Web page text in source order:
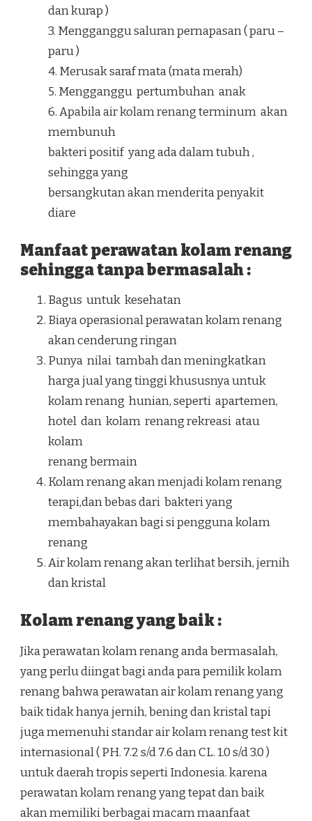
dan kurap )
3. Mengganggu saluran pernapasan ( paru –
paru )
4. Merusak saraf mata (mata merah)
5. Mengganggu pertumbuhan anak
6. Apabila air kolam renang terminum akan
membunuh
bakteri positif yang ada dalam tubuh ,
sehingga yang
bersangkutan akan menderita penyakit
diare
Manfaat perawatan kolam renang
sehingga tanpa bermasalah :
Bagus untuk kesehatan
Biaya operasional perawatan kolam renang
akan cenderung ringan
Punya nilai tambah dan meningkatkan
harga jual yang tinggi khususnya untuk
kolam renang hunian, seperti apartemen,
hotel dan kolam renang rekreasi atau
kolam
renang bermain
Kolam renang akan menjadi kolam renang
terapi,dan bebas dari bakteri yang
membahayakan bagi si pengguna kolam
renang
Air kolam renang akan terlihat bersih, jernih
dan kristal
Kolam renang yang baik :
Jika perawatan kolam renang anda bermasalah,
yang perlu diingat bagi anda para pemilik kolam
renang bahwa perawatan air kolam renang yang
baik tidak hanya jernih, bening dan kristal tapi
juga memenuhi standar air kolam renang test kit
internasional ( PH. 7.2 s/d 7.6 dan CL. 1.0 s/d 3.0 )
untuk daerah tropis seperti Indonesia. karena
perawatan kolam renang yang tepat dan baik
akan memiliki berbagai macam maanfaat